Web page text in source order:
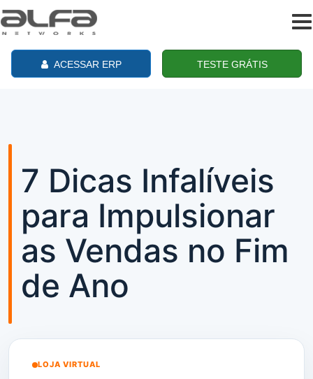
ACESSAR ERP TESTE GRÁTIS
7 Dicas Infalíveis
para Impulsionar
as Vendas no Fim
de Ano
LOJA VIRTUAL